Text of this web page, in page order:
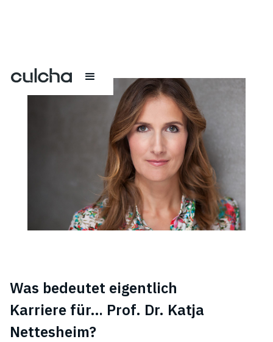
Was bedeutet eigentlich
Karriere für… Prof. Dr. Katja
Nettesheim?